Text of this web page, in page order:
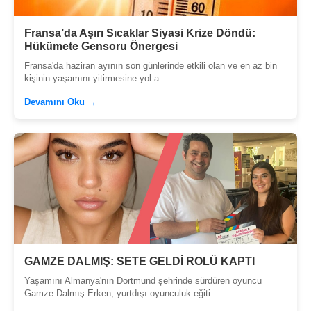
Fransa’da Aşırı Sıcaklar Siyasi Krize Döndü:
Hükümete Gensoru Önergesi
Fransa'da haziran ayının son günlerinde etkili olan ve en az bin
kişinin yaşamını yitirmesine yol a...
Devamını Oku →
GAMZE DALMIŞ: SETE GELDİ ROLÜ KAPTI
Yaşamını Almanya'nın Dortmund şehrinde sürdüren oyuncu
Gamze Dalmış Erken, yurtdışı oyunculuk eğiti...